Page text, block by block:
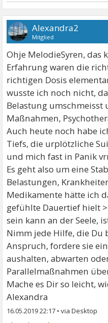
Alexandra2
Mitglied
Ohje MelodieSyren, das
Erfahrung waren die
richtigen Dosis
wusste ich noch nicht,
Belastung
Maßnahmen,
Auch heute noch habe
Tiefs, die urplötzliche
und mich fast in Panik
Es geht also um eine
Belastungen,
Medikamente hätte ich
gefühlte Dauertief hielt
sein kann an der Seele,
Nimm jede Hilfe, die Du
Anspruch, fordere sie
aushalten, abwarten
Parallelmaßnahmen
Mache es Dir so leicht,
Alexandra
16.05.2019 22:17 •